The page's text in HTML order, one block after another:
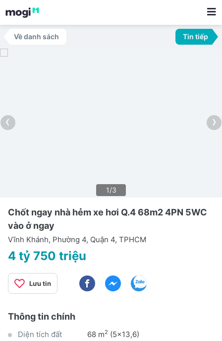
Về danh sách Tin tiếp
‹ ›
1/3
Chốt ngay nhà hẻm xe hơi Q.4 68m2 4PN 5WC
vào ở ngay
Vĩnh Khánh, Phường 4, Quận 4, TPHCM
4 tỷ 750 triệu
Lưu tin
Thông tin chính
Diện tích đất 68 m2 (5x13,6)